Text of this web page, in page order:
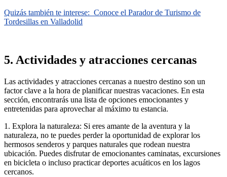
Quizás también te interese: Conoce el Parador de Turismo de
Tordesillas en Valladolid
5. Actividades y atracciones cercanas
Las actividades y atracciones cercanas a nuestro destino son un
factor clave a la hora de planificar nuestras vacaciones. En esta
sección, encontrarás una lista de opciones emocionantes y
entretenidas para aprovechar al máximo tu estancia.
1. Explora la naturaleza: Si eres amante de la aventura y la
naturaleza, no te puedes perder la oportunidad de explorar los
hermosos senderos y parques naturales que rodean nuestra
ubicación. Puedes disfrutar de emocionantes caminatas, excursiones
en bicicleta o incluso practicar deportes acuáticos en los lagos
cercanos.